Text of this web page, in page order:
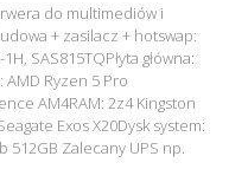
do multimediów i
+ zasilacz + hotswap:
SAS815TQPłyta główna:
AMD Ryzen 5 Pro
AM4RAM: 2z4 Kingston
Exos X20Dysk system:
512GB Zalecany UPS np.